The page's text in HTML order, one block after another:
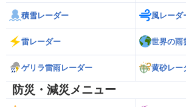
積雪レーダー 風レーダ
雷レーダー 世界の雨
ゲリラ雷雨レーダー 黄砂レー
防災・減災メニュー